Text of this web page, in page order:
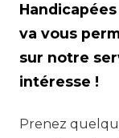
va vous
sur notre
intéresse !
Prenez